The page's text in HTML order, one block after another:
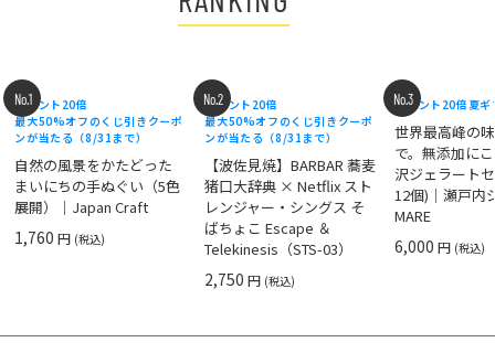
No.1
ポイント20倍
最大50%オフのくじ引きクーポ
ンが当たる（8/31まで）
自然の風景をかたどった
まいにちの手ぬぐい（5色
展開）｜Japan Craft
1,760円 (税込)
No.2
ポイント20倍
最大50%オフのくじ引きクーポ
ンが当たる（8/31まで）
【波佐見焼】BARBAR 蕎麦
猪口大辞典 × Netflix スト
レンジャー・シングス そ
ばちょこ Escape ＆
Telekinesis（STS-03）
2,750円 (税込)
No.3
ポイント20倍 夏
世界最高峰の
で。無添加に
沢ジェラート
12個)｜瀬戸内
MARE
6,000円 (税込)